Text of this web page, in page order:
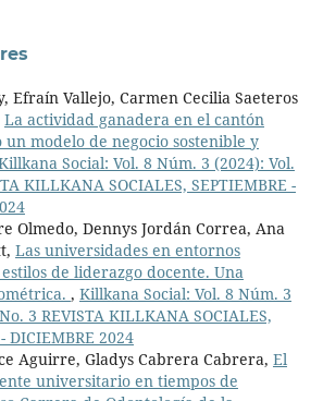
Efraín Vallejo, Carmen Cecilia Saeteros
La actividad ganadera en el cantón
un modelo de negocio sostenible y
Social: Vol. 8 Núm. 3 (2024): Vol.
KILLKANA SOCIALES, SEPTIEMBRE -
Olmedo, Dennys Jordán Correa, Ana
Las universidades en entornos
de liderazgo docente. Una
, Killkana Social: Vol. 8 Núm. 3
3 REVISTA KILLKANA SOCIALES,
DICIEMBRE 2024
Aguirre, Gladys Cabrera Cabrera, El
universitario en tiempos de